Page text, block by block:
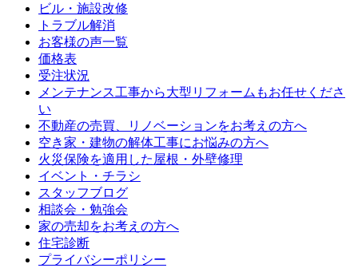
ビル・施設改修
トラブル解消
お客様の声一覧
価格表
受注状況
メンテナンス工事から大型リフォームもお任せくださ
い
不動産の売買、リノベーションをお考えの方へ
空き家・建物の解体工事にお悩みの方へ
火災保険を適用した屋根・外壁修理
イベント・チラシ
スタッフブログ
相談会・勉強会
家の売却をお考えの方へ
住宅診断
プライバシーポリシー